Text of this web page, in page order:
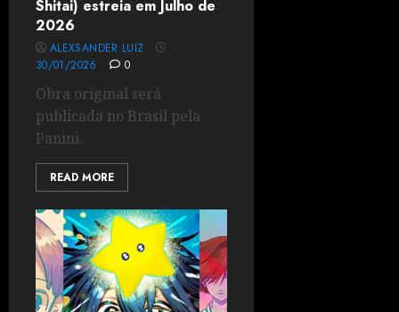
Shitai) estreia em Julho de
2026
ALEXSANDER LUIZ
30/01/2026
0
Obra original será
publicada no Brasil pela
Panini.
READ MORE